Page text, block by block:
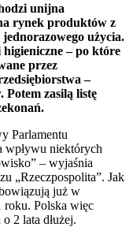
unijna
rynek produktów z
użycia.
– po które
przez
–
Potem zasilą listę
Parlamentu
wpływu niektórych
– wyjaśnia
„Rzeczpospolita”. Jak
już w
roku. Polska więc
2 lata dłużej.